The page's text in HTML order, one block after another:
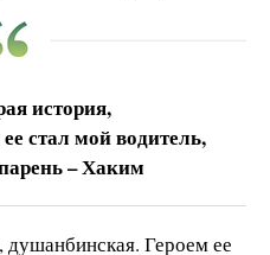
история,
стал мой водитель,
– Хаким
душанбинская. Героем ее